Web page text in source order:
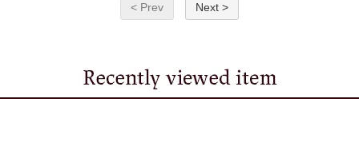
< Prev Next >